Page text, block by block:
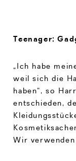
Teenager:
„Ich habe
weil sich die
haben“, so
entschieden,
Wir